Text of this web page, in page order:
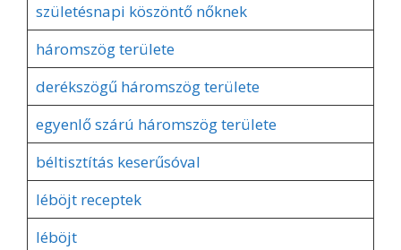
születésnapi köszöntő nőknek
háromszög területe
derékszögű háromszög területe
egyenlő szárú háromszög területe
béltisztítás keserűsóval
léböjt receptek
léböjt